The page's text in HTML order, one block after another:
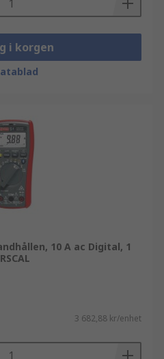
i korgen
10 A ac Digital, 1
3 682,88 kr/enhet